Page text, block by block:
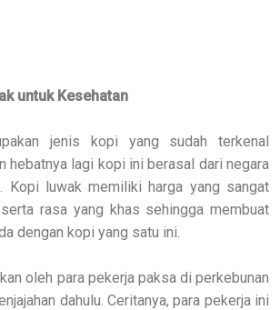
untuk Kesehatan
jenis kopi yang sudah terkenal
hebatnya lagi kopi ini berasal dari negara
Kopi luwak memiliki harga yang sangat
rasa yang khas sehingga membuat
dengan kopi yang satu ini.
oleh para pekerja paksa di perkebunan
dahulu. Ceritanya, para pekerja ini